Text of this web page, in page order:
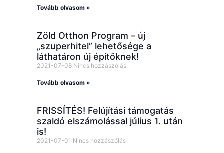
Tovább olvasom »
Zöld Otthon Program – új
„szuperhitel” lehetősége a
láthatáron új építőknek!
2021-07-08 Nincs hozzászólás
Tovább olvasom »
FRISSÍTÉS! Felújítási támogatás
szaldó elszámolással július 1. után
is!
2021-07-01 Nincs hozzászólás